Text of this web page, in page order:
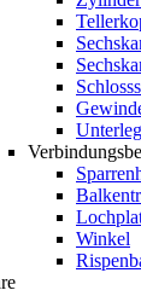
Winkel